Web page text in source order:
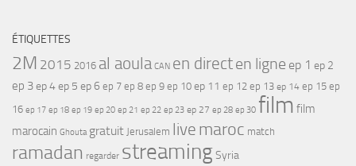
ÉTIQUETTES
2M 2015 2016 al aoula CAN en directen ligne ep 1 ep 2
ep 3ep 4ep 5 ep 6 ep 7 ep 8 ep 9 ep 10 ep 11 ep 12 ep 13 ep 14 ep 15 ep
16 ep 17 ep 18 ep 19 ep 20 ep 21 ep 22 ep 23 ep 27 ep 28 ep 30 film film
marocain Ghouta gratuit Jerusalem live maroc match
ramadan regarder streamingSyria